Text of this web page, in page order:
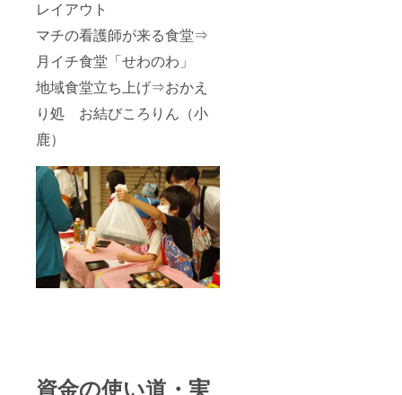
レイアウト
マチの看護師が来る食堂⇒
月イチ食堂「せわのわ」
地域食堂立ち上げ⇒おかえ
り処 お結びころりん（小
鹿）
資金の使い道・実